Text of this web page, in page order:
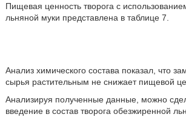
Пищевая ценность творога с
льняной муки представлена в таблице 7.
Анализ химического состава показал, что
сырья растительным не снижает пищевой
Анализируя полученные данные, можно
введение в состав творога обезжиренной